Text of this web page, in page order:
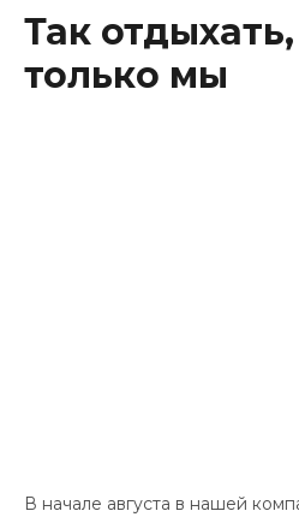
Отзывы
Так
только мы
В начале августа в нашей